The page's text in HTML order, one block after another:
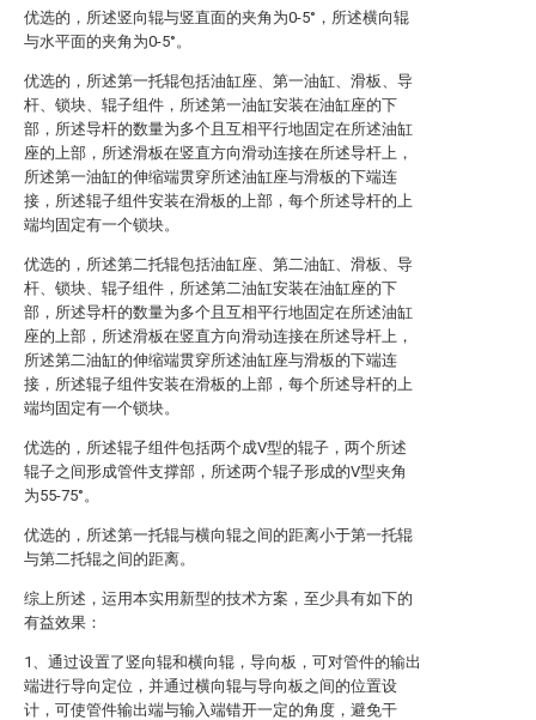
优选的，所述竖向辊与竖直面的夹角为0-5°，所述横向辊
与水平面的夹角为0-5°。
优选的，所述第一托辊包括油缸座、第一油缸、滑板、导
杆、锁块、辊子组件，所述第一油缸安装在油缸座的下
部，所述导杆的数量为多个且互相平行地固定在所述油缸
座的上部，所述滑板在竖直方向滑动连接在所述导杆上，
所述第一油缸的伸缩端贯穿所述油缸座与滑板的下端连
接，所述辊子组件安装在滑板的上部，每个所述导杆的上
端均固定有一个锁块。
优选的，所述第二托辊包括油缸座、第二油缸、滑板、导
杆、锁块、辊子组件，所述第二油缸安装在油缸座的下
部，所述导杆的数量为多个且互相平行地固定在所述油缸
座的上部，所述滑板在竖直方向滑动连接在所述导杆上，
所述第二油缸的伸缩端贯穿所述油缸座与滑板的下端连
接，所述辊子组件安装在滑板的上部，每个所述导杆的上
端均固定有一个锁块。
优选的，所述辊子组件包括两个成V型的辊子，两个所述
辊子之间形成管件支撑部，所述两个辊子形成的V型夹角
为55-75°。
优选的，所述第一托辊与横向辊之间的距离小于第一托辊
与第二托辊之间的距离。
综上所述，运用本实用新型的技术方案，至少具有如下的
有益效果：
1、通过设置了竖向辊和横向辊，导向板，可对管件的输出
端进行导向定位，并通过横向辊与导向板之间的位置设
计，可使管件输出端与输入端错开一定的角度，避免干